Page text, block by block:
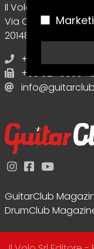
Il Volo Srl Editore
Via Collecchio, 8
20148 - Milano (MI) -
+39 02.70638412
+39
GuitarClub
DrumClub